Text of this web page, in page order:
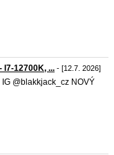
I7-12700K, ... - [12.7. 2026]
@blakkjack_cz NOVÝ